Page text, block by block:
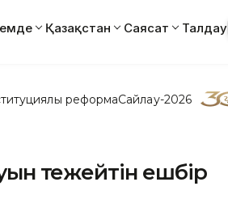
Қазақстан Саясат Талдау
реформаСайлау-2026
тежейтін ешбір